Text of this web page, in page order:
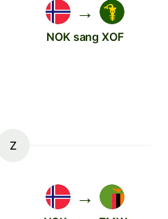
→
NOK sang XOF
Z
→